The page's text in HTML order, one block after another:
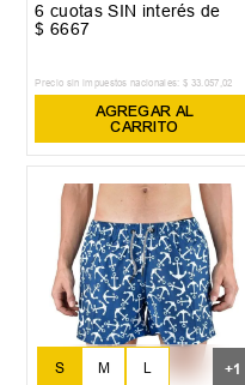
6 cuotas SIN interés de
$ 6667
Precio sin impuestos nacionales: $ 33.057 ,02
AGREGAR AL
CARRITO
S M L +1